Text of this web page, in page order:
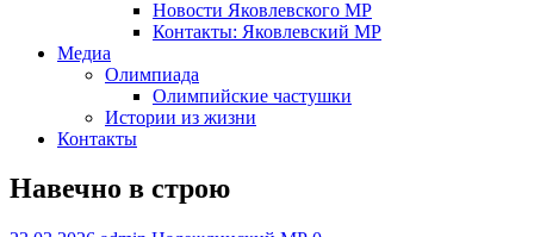
Новости Яковлевского МР
Контакты: Яковлевский МР
Медиа
Олимпиада
Олимпийские частушки
Истории из жизни
Контакты
Навечно в строю